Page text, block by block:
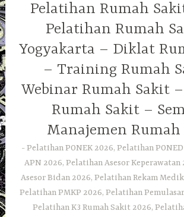
Pelatihan Rumah
Pelatihan Rumah
Yogyakarta – Diklat
– Training Rumah
Webinar Rumah Sakit
Rumah Sakit –
Manajemen
Pelatihan PONEK 2026, Pelatihan
APN 2026, Pelatihan Asesor
Asesor Bidan 2026, Pelatihan Rekam
Pelatihan PMKP 2026, Pelatihan
Pelatihan K3 Rumah Sakit 2026,